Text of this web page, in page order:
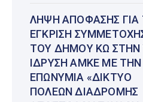
ΛΉΨΗ ΑΠΌΦΑΣΗΣ ΓΙΑ
ΈΓΚΡΙΣΗ
ΤΟΥ ΔΉΜΟΥ ΚΩ ΣΤΗΝ
ΊΔΡΥΣΗ ΑΜΚΕ ΜΕ ΤΗΝ
ΕΠΩΝΥΜΊΑ «ΔΊΚΤΥΟ
ΠΌΛΕΩΝ ΔΙΑΔΡΟΜΉΣ